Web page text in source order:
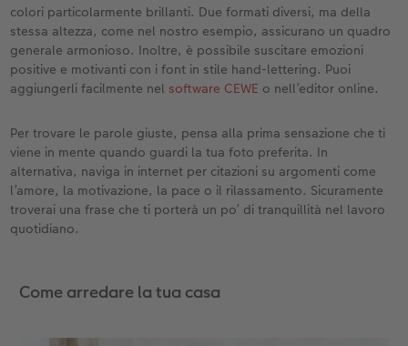
colori particolarmente brillanti. Due formati diversi, ma della
stessa altezza, come nel nostro esempio, assicurano un quadro
generale armonioso. Inoltre, è possibile suscitare emozioni
positive e motivanti con i font in stile hand-lettering. Puoi
aggiungerli facilmente nel software CEWE o nell’editor online.
Per trovare le parole giuste, pensa alla prima sensazione che ti
viene in mente quando guardi la tua foto preferita. In
alternativa, naviga in internet per citazioni su argomenti come
l’amore, la motivazione, la pace o il rilassamento. Sicuramente
troverai una frase che ti porterà un po’ di tranquillità nel lavoro
quotidiano.
Come arredare la tua casa